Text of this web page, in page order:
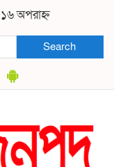
অপরাহ্ন
Search